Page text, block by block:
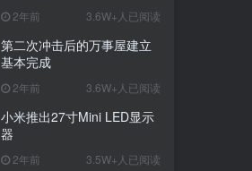
2年前 3.6W+人已阅读
第二次冲击后的万事屋建立
基本完成
2年前 3.6W+人已阅读
小米推出27寸Mini LED显示
器
2年前 3.5W+人已阅读